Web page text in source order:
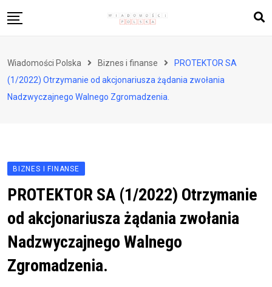
to
Zdrowie i styl życia
Polityka i społeczeństwo
Wiadomości Polska Biznes i finanse
PROTEKTOR SA
(1/2022) Otrzymanie od akcjonariusza żądania zwołania
Nadzwyczajnego Walnego Zgromadzenia.
BIZNES I FINANSE
PROTEKTOR SA (1/2022) Otrzymanie
od akcjonariusza żądania zwołania
Nadzwyczajnego Walnego
Zgromadzenia.